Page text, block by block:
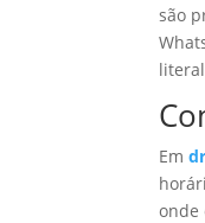
são
Em
onde